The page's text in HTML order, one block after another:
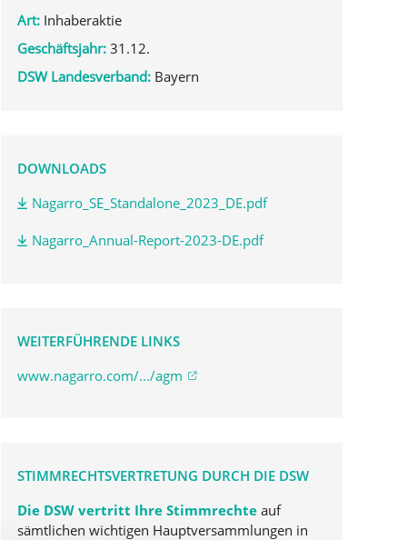
Art: Inhaberaktie
Geschäftsjahr: 31.12.
DSW Landesverband: Bayern
DOWNLOADS
Nagarro_SE_Standalone_2023_DE.pdf
Nagarro_Annual-Report-2023-DE.pdf
WEITERFÜHRENDE LINKS
www.nagarro.com/.../agm
STIMMRECHTSVERTRETUNG DURCH DIE DSW
Die DSW vertritt Ihre Stimmrechte auf
sämtlichen wichtigen Hauptversammlungen in